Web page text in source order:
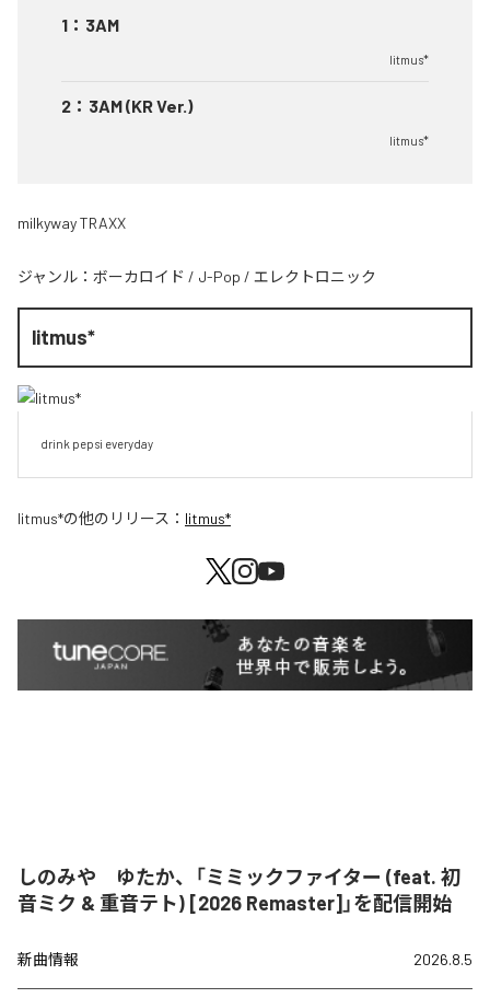
1 ： 3AM
litmus*
2 ： 3AM (KR Ver.)
litmus*
milkyway TRAXX
ジャンル： ボーカロイド / J-Pop / エレクトロニック
litmus*
drink pepsi everyday
litmus*の他のリリース： litmus*
しのみや ゆたか、「ミミックファイター (feat. 初
音ミク & 重音テト) [2026 Remaster]」を配信開始
新曲情報 2026.8.5